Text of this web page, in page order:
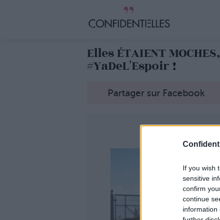
If you wish
sensitive
confirm
continue
information
Elles ÉTAIENT
#YaDeL'Espoir !
Partager sur Facebook